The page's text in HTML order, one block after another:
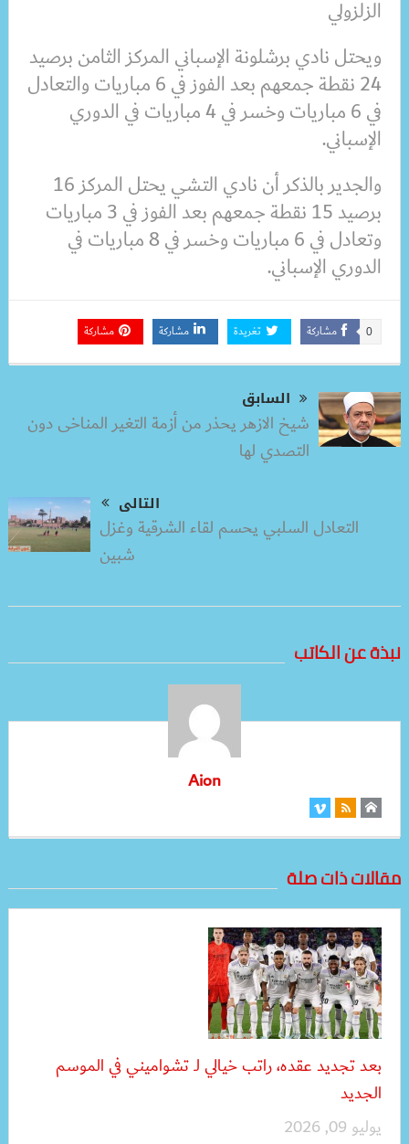
الزلزولي
ويحتل نادي برشلونة الإسباني المركز الثامن برصيد
24 نقطة جمعهم بعد الفوز في 6 مباريات والتعادل
في 6 مباريات وخسر في 4 مباريات في الدوري
الإسباني.
والجدير بالذكر أن نادي التشي يحتل المركز 16
برصيد 15 نقطة جمعهم بعد الفوز في 3 مباريات
وتعادل في 6 مباريات وخسر في 8 مباريات في
الدوري الإسباني.
مشاركة 0 تغريدة مشاركة مشاركة
السابق
شيخ الازهر يحذر من أزمة التغير المناخى دون
التصدي لها
التالى
التعادل السلبي يحسم لقاء الشرقية وغزل
شبين
نبذة عن الكاتب
Aion
مقالات ذات صلة
بعد تجديد عقده، راتب خيالي لـ تشواميني في الموسم
الجديد
يوليو 09, 2026